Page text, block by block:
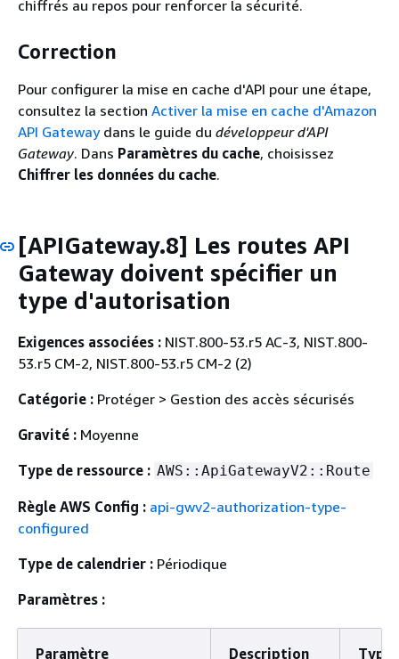
chiffrés au repos pour renforcer la sécurité.
Correction
Pour configurer la mise en cache d'API pour une étape,
consultez la section Activer la mise en cache d'Amazon
API Gatewaydans le guide du développeur d'API
Gateway. Dans Paramètres du cache, choisissez
Chiffrer les données du cache.
[APIGateway.8] Les routes API
Gateway doivent spécifier un
type d'autorisation
Exigences associées : NIST.800-53.r5 AC-3, NIST.800-
53.r5 CM-2, NIST.800-53.r5 CM-2 (2)
Catégorie : Protéger > Gestion des accès sécurisés
Gravité : Moyenne
Type de ressource : AWS::ApiGatewayV2::Route
Règle AWS Config : api-gwv2-authorization-type-
configured
Type de calendrier : Périodique
Paramètres :
Paramètre Description Type